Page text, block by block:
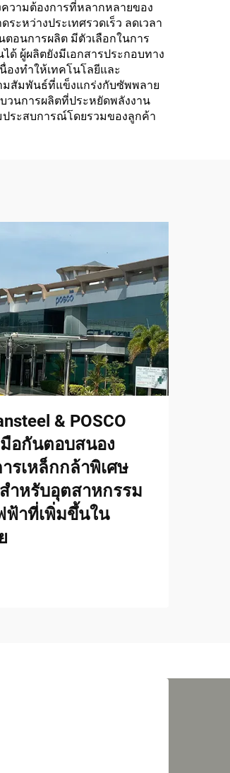
วามต้องการที่หลากหลายของ
หว่างประเทศรวดเร็ว ลดเวลา
อนการผลิต มีตัวเลือกในการ
ผู้ผลิตยังมีเอกสารประกอบทาง
งทำให้เทคโนโลยีและ
มสัมพันธ์ที่แข็งแกร่งกับซัพพลาย
นการผลิตที่ประหยัดพลังงาน
ประสบการณ์โดยรวมของลูกค้า
& POSCO
อกันตอบสนอง
รเหล็กกล้าพิเศษ
ำหรับอุตสาหกรรม
ฟ้าที่เพิ่มขึ้นใน